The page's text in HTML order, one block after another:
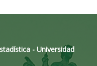
- Universidad